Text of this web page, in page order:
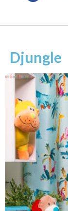
Djungle